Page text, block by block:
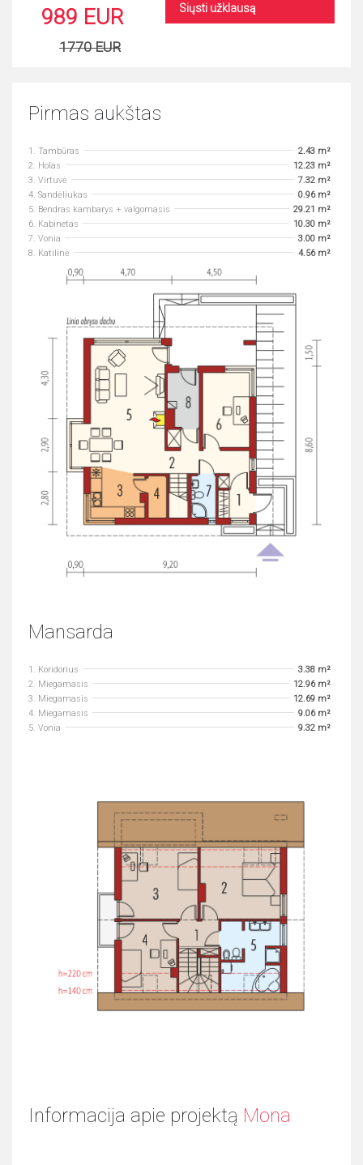
989 EUR
1770 EUR
Siųsti užklausą
Pirmas aukštas
1. Tambūras
2.43 m²
2. Holas
12.23 m²
3. Virtuvė
7.32 m²
4. Sandėliukas
0.96 m²
5. Bendras kambarys + valgomasis
29.21 m²
6. Kabinetas
10.30 m²
7. Vonia
3.00 m²
8. Katilinė
4.56 m²
Mansarda
1. Koridorius
3.38 m²
2. Miegamasis
12.96 m²
3. Miegamasis
12.69 m²
4. Miegamasis
9.06 m²
5. Vonia
9.32 m²
Informacija apie projektą Mona